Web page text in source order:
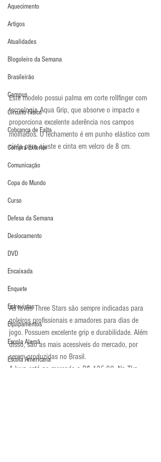
Aquecimento
Artigos
Atualidades
Blogoleiro da Semana
Brasileirão
Campus
Circuito Físico
Cobrança de Falta
Compra Exterior
Comunicação
Copa do Mundo
Curso
Defesa da Semana
Deslocamento
DVD
Encaixada
Enquete
Entrevistas
Equipamentos
Escola Alemã
Escola Americana
Este modelo possui palma em corte rollfinger com
tecnologia Aqua Grip, que absorve o impacto e
proporciona excelente aderência nos campos
molhados. O fechamento é em punho elástico com
cinta para ajuste e cinta em velcro de 8 cm.
As luvas Three Stars são sempre indicadas para
goleiros profissionais e amadores para dias de
jogo. Possuem excelente grip e durabilidade. Além
disso, são as mais acessíveis do mercado, por
serem produzidas no Brasil.
A luva está no mercado a R$ 125,90. Na Tka